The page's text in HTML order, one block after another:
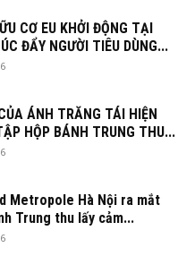
CƠ EU KHỞI ĐỘNG TẠI
ĐẨY NGƯỜI TIÊU DÙNG...
ÁNH TRĂNG TÁI HIỆN
HỘP BÁNH TRUNG THU...
Metropole Hà Nội ra mắt
Trung thu lấy cảm...